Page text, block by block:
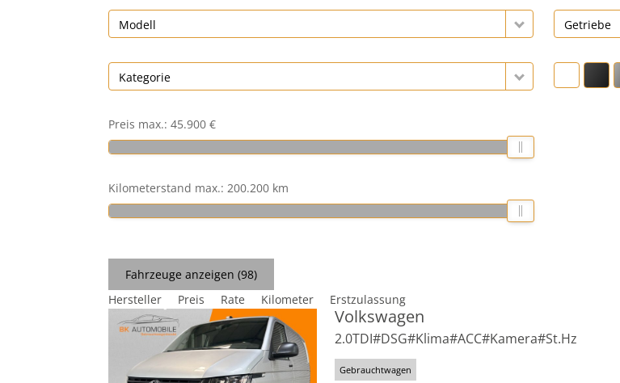
Modell
Kategorie
Preis max.:45.900 €
Kilometerstand max.:200.200 km
Getriebe
Fahrzeuge anzeigen(98)
Hersteller
Preis Rate Kilometer Erstzulassung
Volkswagen
2.0TDI#DSG#Klima#ACC#Kamera#St.Hz
Gebrauchtwagen